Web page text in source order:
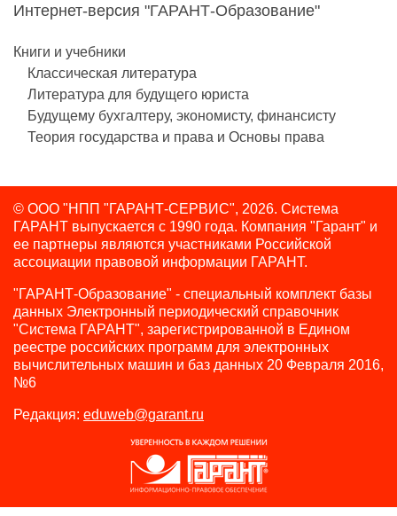
Интернет-версия "ГАРАНТ-Образование"
Книги и учебники
Классическая литература
Литература для будущего юриста
Будущему бухгалтеру, экономисту, финансисту
Теория государства и права и Основы права
© ООО "НПП "ГАРАНТ-СЕРВИС", 2026. Система
ГАРАНТ выпускается с 1990 года. Компания "Гарант" и
ее партнеры являются участниками Российской
ассоциации правовой информации ГАРАНТ.
"ГАРАНТ-Образование" - специальный комплект базы
данных Электронный периодический справочник
"Система ГАРАНТ", зарегистрированной в Едином
реестре российских программ для электронных
вычислительных машин и баз данных 20 Февраля 2016,
№6
Редакция: eduweb@garant.ru